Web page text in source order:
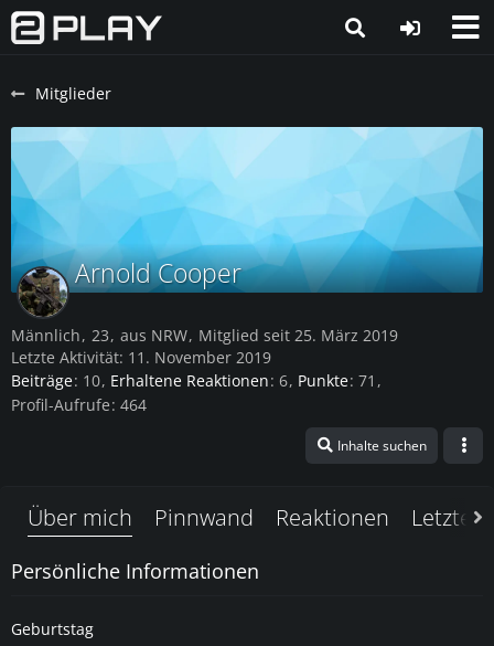
Mitglieder
Arnold Cooper
Männlich 23 aus NRW Mitglied seit 25. März 2019
Letzte Aktivität: 11. November 2019
Beiträge 10 Erhaltene Reaktionen 6 Punkte 71
Profil-Aufrufe 464
Inhalte suchen
Über mich Pinnwand Reaktionen Letzte
Persönliche Informationen
Geburtstag